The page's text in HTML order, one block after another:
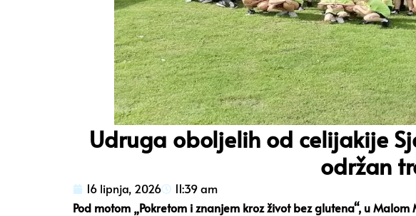
Udruga oboljelih od celijakije
održan
16 lipnja, 2026
11:39 am
Pod motom „Pokretom i znanjem kroz život bez glutena“, u